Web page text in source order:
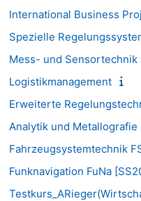
International Business
Spezielle
Mess- und Sensortechnik
Logistikmanagement
Erweiterte
Analytik und Metallografie
Fahrzeugsystemtechnik
Funknavigation FuNa